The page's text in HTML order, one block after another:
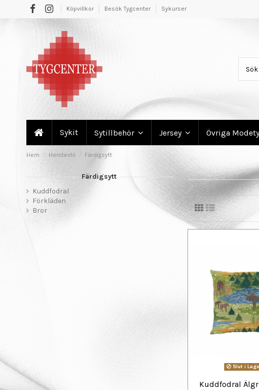
Köpvillkor Besök Tygcenter Sykurser
Sykit Sytillbehör Jersey Övriga
Hem Hemtextil Färdigsytt
Slut i
Kuddfodral
Färdigsytt
Kuddfodral
Förkläden
Bror